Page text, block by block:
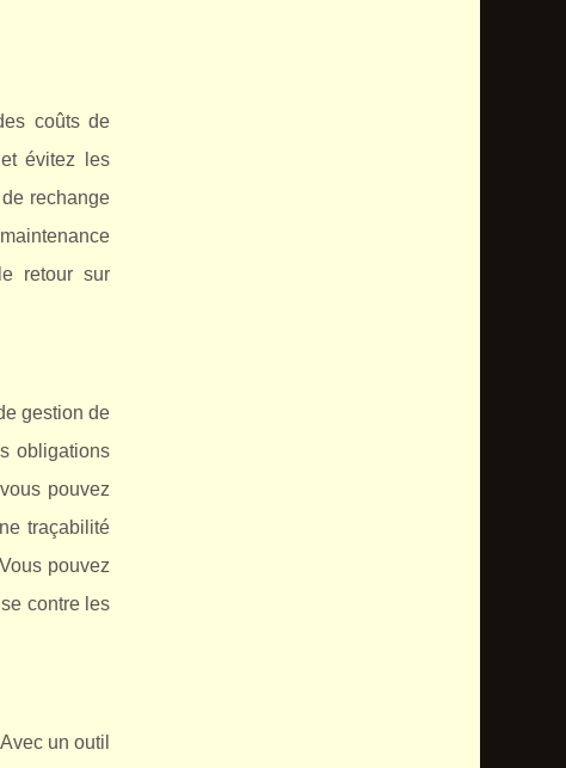
coûts de
évitez les
rechange
retour sur
gestion de
obligations
pouvez
traçabilité
pouvez
contre les
un outil